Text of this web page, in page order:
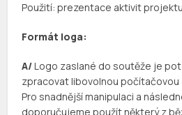
Použití: prezentace aktivit projektu
Formát loga:
A/Logo zaslané do soutěže je
zpracovat libovolnou
Pro snadnější manipulaci a
doporučujeme použít některý z